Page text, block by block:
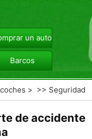
un automóvil
Barcos
coches > >> Seguridad
de accidente